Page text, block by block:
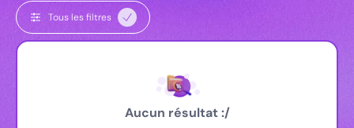
Tous les filtres
Aucun résultat :/